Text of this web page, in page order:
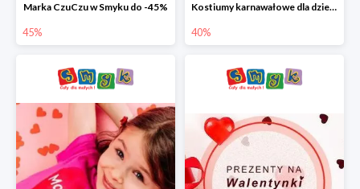
Marka CzuCzu w Smyku do -45%
45%
Kostiumy karnawałowe dla dzieci w Smyku do -40%
40%